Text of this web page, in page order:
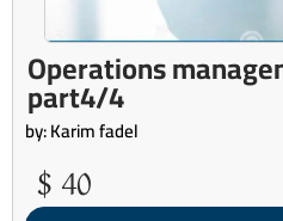
Operations
part4/4
by: Karim fadel
40 $